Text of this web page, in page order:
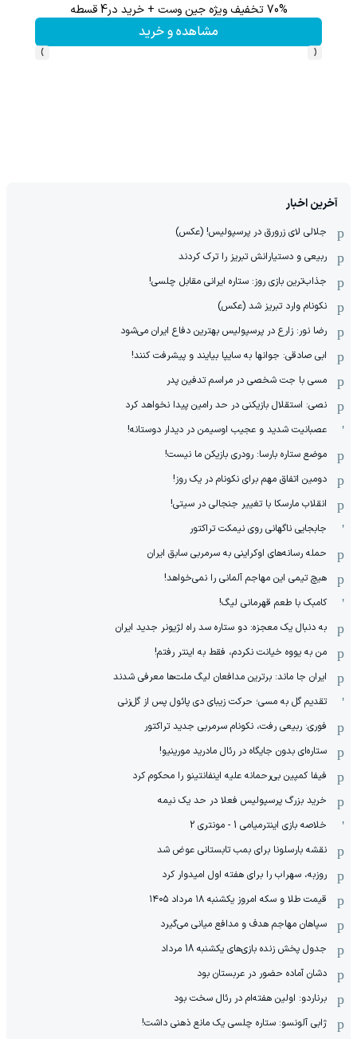
70% تخفیف ویژه جین وست + خرید در4 قسطه
مشاهده و خرید
‹
›
آخرین اخبار
جلالی لای زرورق در پرسپولیس! (عکس)
ربیعی و دستیارانش تبریز را ترک کردند
جذاب‌ترین بازی روز: ستاره ایرانی مقابل چلسی!
نکونام وارد تبریز شد (عکس)
رضا نور: زارع در پرسپولیس بهترین دفاع ایران می‌شود
ابی صادقی: جوانها به سایپا بیایند و پیشرفت کنند!
مسی با جت شخصی در مراسم تدفین پدر
نصی: استقلال بازیکنی در حد رامین پیدا نخواهد کرد
عصبانیت شدید و عجیب اوسیمن در دیدار دوستانه!
موضع ستاره بارسا: رودری بازیکن ما نیست!
دومین اتفاق مهم برای نکونام در یک روز!
انقلاب مارسکا با تغییر جنجالی در سیتی!
جابجایی ناگهانی روی نیمکت تراکتور
حمله رسانه‌های اوکراینی به سرمربی سابق ایران
هیچ‌ تیمی این مهاجم آلمانی را نمی‌خواهد!
کامبک با طعم قهرمانی لیگ!
به دنبال یک معجزه: دو ستاره سد راه لژیونر جدید ایران
من به یووه خیانت نکردم، فقط به اینتر رفتم!
ایران جا ماند: برترین مدافعان لیگ ملت‌ها معرفی شدند
تقدیم گل به مسی؛ حرکت زیبای دی پائول پس از گل‌زنی
فوری: ربیعی رفت، نکونام سرمربی جدید تراکتور
ستاره‌ای بدون جایگاه در رئال مادرید مورینیو!
فیفا کمپین بی‌رحمانه علیه اینفانتینو را محکوم کرد
خرید بزرگ پرسپولیس فعلا در حد یک نیمه
خلاصه بازی اینترمیامی 1 - مونتری 2
نقشه بارسلونا برای بمب تابستانی عوض شد
روزبه، سهراب را برای هفته اول امیدوار کرد
قیمت طلا و سکه امروز یکشنبه ۱۸ مرداد ۱۴۰۵
سپاهان مهاجم هدف و مدافع میانی می‌گیرد
جدول پخش زنده بازی‌های یکشنبه 18 مرداد
دشان آماده حضور در عربستان بود
برناردو: اولین هفته‌ام در رئال سخت بود
ژابی آلونسو: ستاره چلسی یک مانع ذهنی داشت!